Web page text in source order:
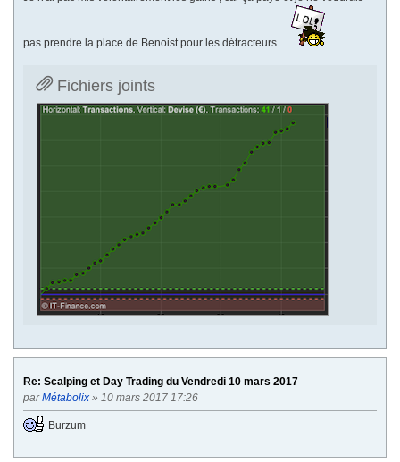
pas prendre la place de Benoist pour les détracteurs
Fichiers joints
Re: Scalping et Day Trading du Vendredi 10 mars 2017
parMétabolix » 10 mars 2017 17:26
Burzum